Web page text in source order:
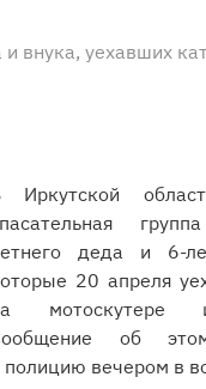
внука, уехавших
Иркутской
деда и 6-
20 апреля
мотоскутере
об
полицию вечером в